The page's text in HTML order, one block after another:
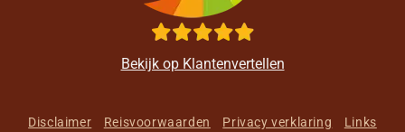
Bekijk op Klantenvertellen
Disclaimer Reisvoorwaarden Privacy verklaring Links